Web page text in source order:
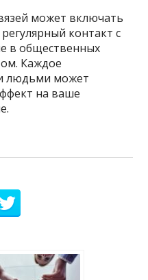
может включать
контакт с
в общественных
Каждое
людьми может
на ваше